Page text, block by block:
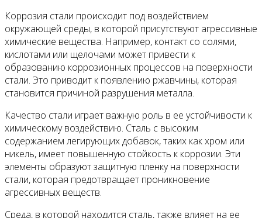
Коррозия стали происходит под воздействием
окружающей среды, в которой присутствуют агрессивные
химические вещества. Например, контакт со солями,
кислотами или щелочами может привести к
образованию коррозионных процессов на поверхности
стали. Это приводит к появлению ржавчины, которая
становится причиной разрушения металла.
Качество стали играет важную роль в ее устойчивости к
химическому воздействию. Сталь с высоким
содержанием легирующих добавок, таких как хром или
никель, имеет повышенную стойкость к коррозии. Эти
элементы образуют защитную пленку на поверхности
стали, которая предотвращает проникновение
агрессивных веществ.
Среда, в которой находится сталь, также влияет на ее